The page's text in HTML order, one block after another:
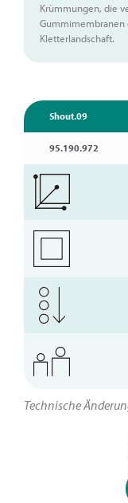
Krümmungen, die
Gummimembranen
Kletterlandschaft.
Shout.09
95.190.972
Technische